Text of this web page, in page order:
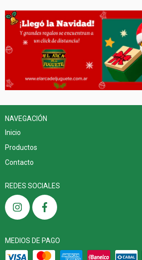
NAVEGACIÓN
Inicio
Productos
Contacto
REDES SOCIALES
MEDIOS DE PAGO